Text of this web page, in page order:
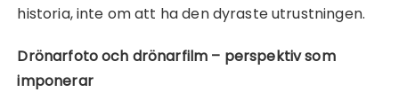
historia, inte om att ha den dyraste utrustningen.
Drönarfoto och drönarfilm – perspektiv som
imponerar